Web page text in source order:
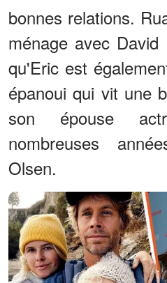
bonnes relations.
ménage avec
qu'Eric est
épanoui qui vit une
son épouse
nombreuses
Olsen.